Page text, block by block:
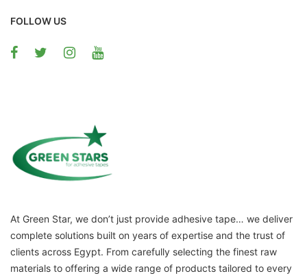
FOLLOW US
At Green Star, we don’t just provide adhesive tape… we deliver
complete solutions built on years of expertise and the trust of
clients across Egypt. From carefully selecting the finest raw
materials to offering a wide range of products tailored to every